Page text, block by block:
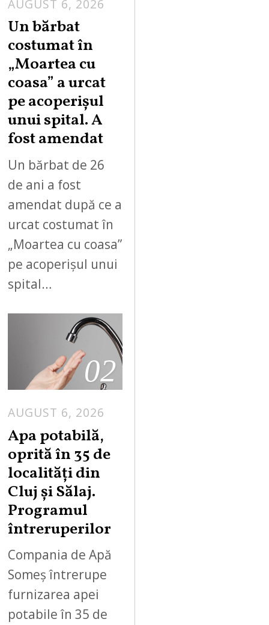
AUGUST 6, 2026
Un bărbat
costumat în
„Moartea cu
coasa” a urcat
pe acoperișul
unui spital. A
fost amendat
Un bărbat de 26
de ani a fost
amendat după ce a
urcat costumat în
„Moartea cu coasa”
pe acoperișul unui
spital…
02
AUGUST 6, 2026
Apa potabilă,
oprită în 35 de
localități din
Cluj și Sălaj.
Programul
întreruperilor
Compania de Apă
Someș întrerupe
furnizarea apei
potabile în 35 de